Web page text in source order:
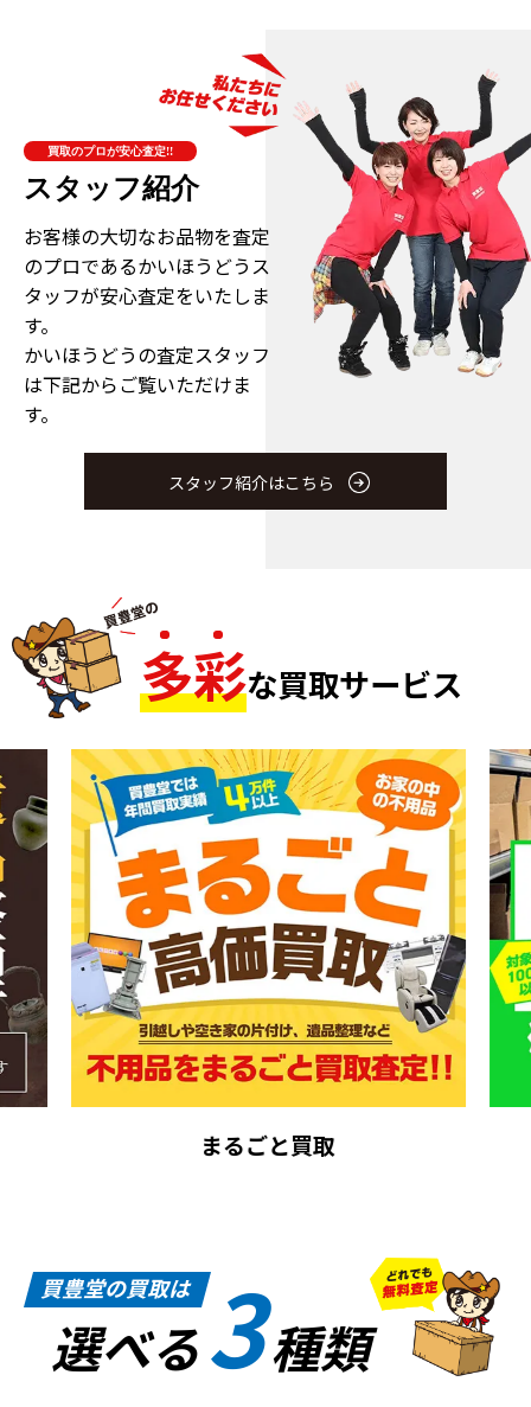
買取のプロが安心査定!!
スタッフ紹介
お客様の大切なお品物を査定
のプロであるかいほうどうス
タッフが安心査定をいたしま
す。
かいほうどうの査定スタッフ
は下記からご覧いただけま
す。
スタッフ紹介はこちら
多彩な買取サービス
まるごと買取
買豊堂の買取は
選べる3種類